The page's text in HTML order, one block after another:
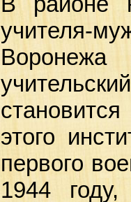
учителя-
этого
первого
1944